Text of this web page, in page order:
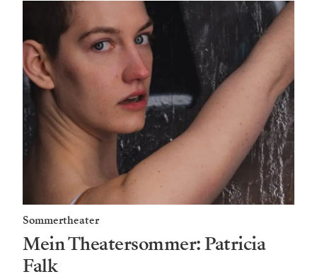
Sommertheater
Mein Theatersommer: Patricia
Falk